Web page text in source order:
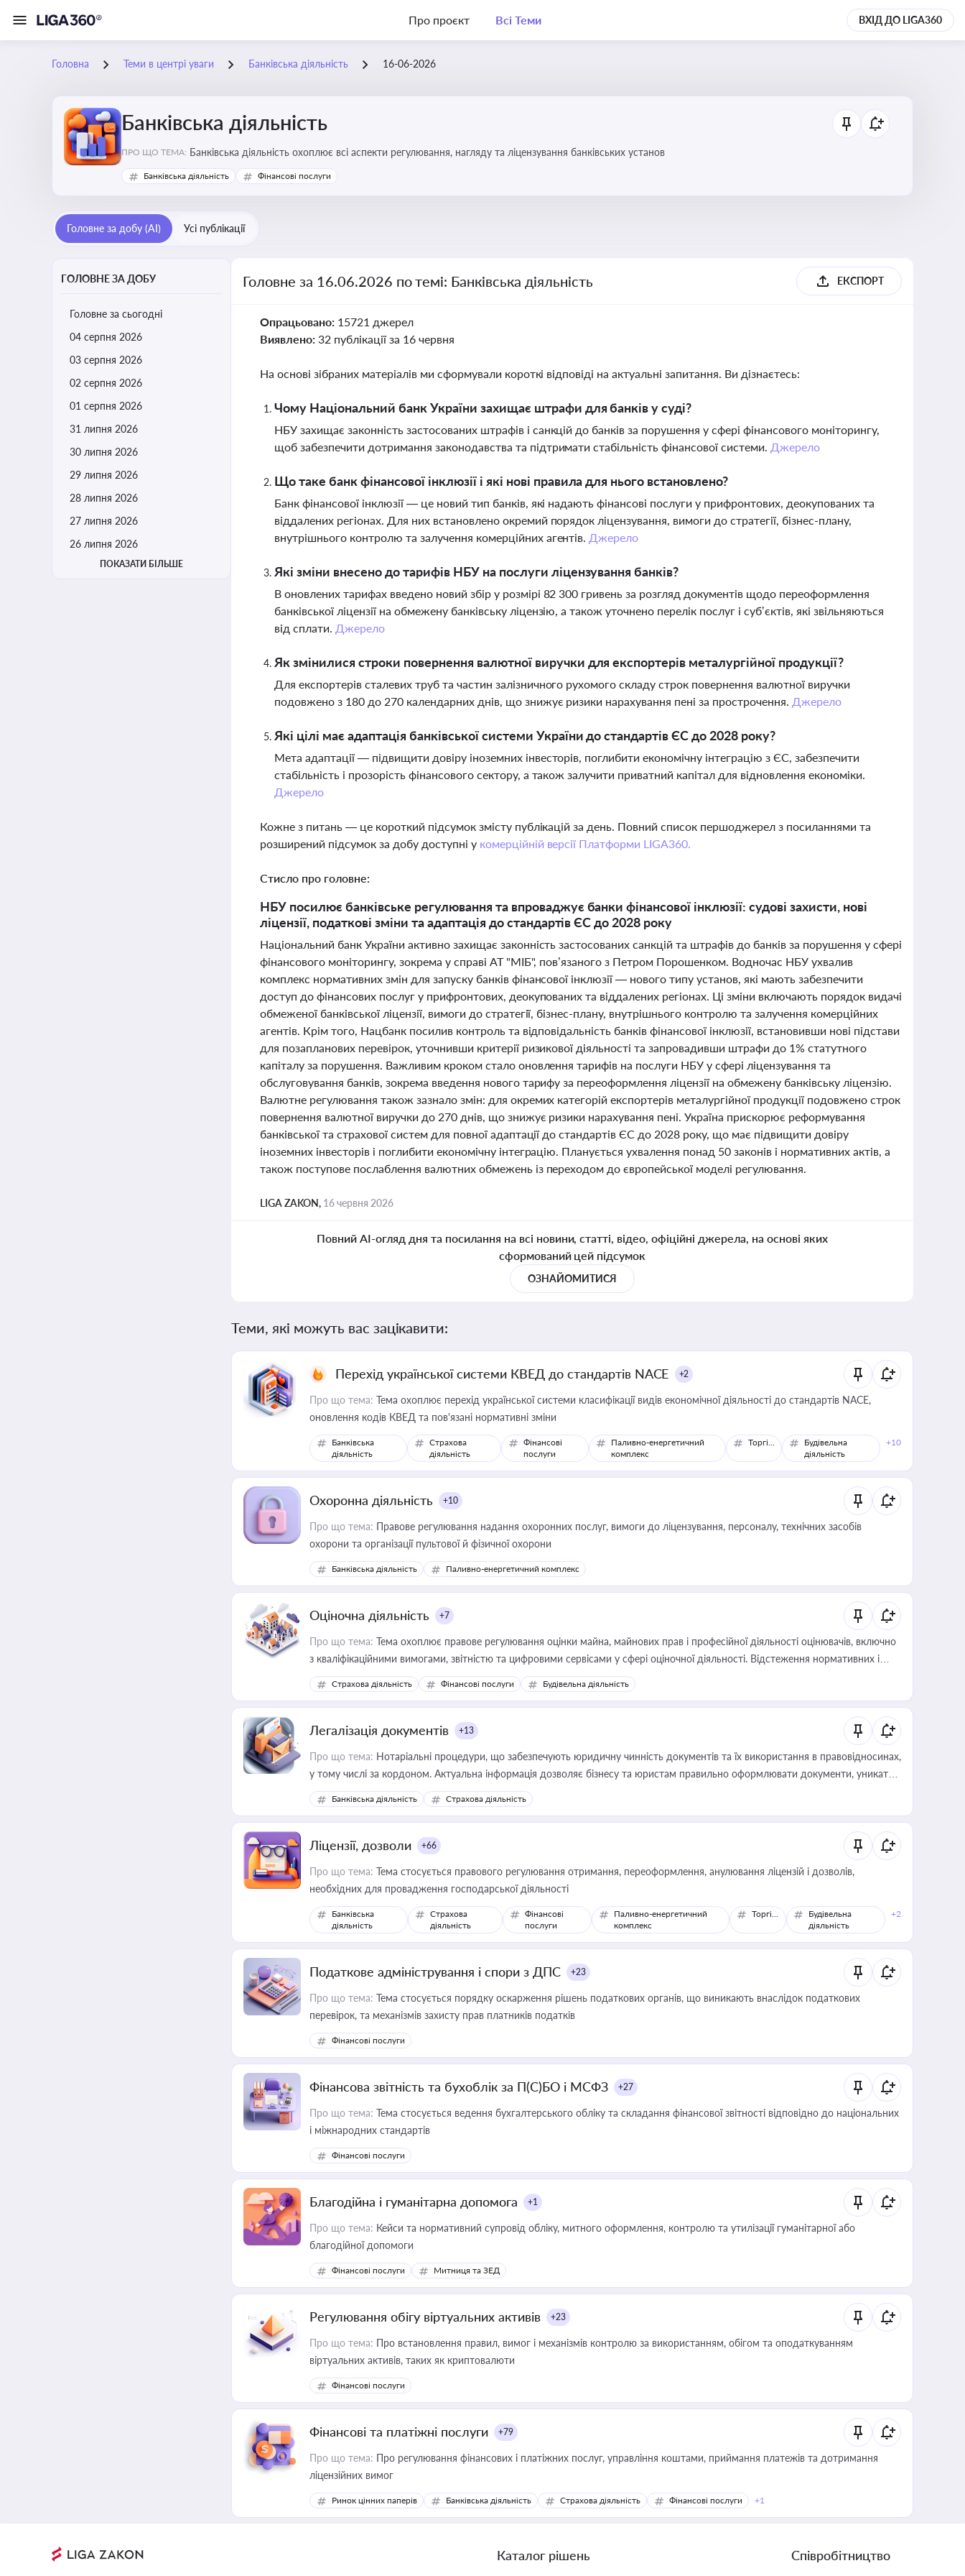
Про проєкт Всі Теми ВХІД ДО LIGA360
Головна Теми в центрі уваги Банківська діяльність 16-06-2026
Банківська діяльність
ПРО ЩО ТЕМА: Банківська діяльність охоплює всі аспекти регулювання, нагляду та ліцензування банківських установ
Банківська діяльність Фінансові послуги
Головне за добу (AI) Усі публікації
ГОЛОВНЕ ЗА ДОБУ
Головне за сьогодні
04 серпня 2026
03 серпня 2026
02 серпня 2026
01 серпня 2026
31 липня 2026
30 липня 2026
29 липня 2026
28 липня 2026
27 липня 2026
26 липня 2026
ПОКАЗАТИ БІЛЬШЕ
Головне за 16.06.2026 по темі: Банківська діяльність ЕКСПОРТ
Опрацьовано: 15721 джерел
Виявлено: 32 публікації за 16 червня
На основі зібраних матеріалів ми сформували короткі відповіді на актуальні запитання. Ви дізнаєтесь:
Чому Національний банк України захищає штрафи для банків у суді?
НБУ захищає законність застосованих штрафів і санкцій до банків за порушення у сфері фінансового моніторингу,
щоб забезпечити дотримання законодавства та підтримати стабільність фінансової системи. Джерело
Що таке банк фінансової інклюзії і які нові правила для нього встановлено?
Банк фінансової інклюзії — це новий тип банків, які надають фінансові послуги у прифронтових, деокупованих та
віддалених регіонах. Для них встановлено окремий порядок ліцензування, вимоги до стратегії, бізнес-плану,
внутрішнього контролю та залучення комерційних агентів. Джерело
Які зміни внесено до тарифів НБУ на послуги ліцензування банків?
В оновлених тарифах введено новий збір у розмірі 82 300 гривень за розгляд документів щодо переоформлення
банківської ліцензії на обмежену банківську ліцензію, а також уточнено перелік послуг і суб’єктів, які звільняються
від сплати. Джерело
Як змінилися строки повернення валютної виручки для експортерів металургійної продукції?
Для експортерів сталевих труб та частин залізничного рухомого складу строк повернення валютної виручки
подовжено з 180 до 270 календарних днів, що знижує ризики нарахування пені за прострочення. Джерело
Які цілі має адаптація банківської системи України до стандартів ЄС до 2028 року?
Мета адаптації — підвищити довіру іноземних інвесторів, поглибити економічну інтеграцію з ЄС, забезпечити
стабільність і прозорість фінансового сектору, а також залучити приватний капітал для відновлення економіки.
Джерело
Кожне з питань — це короткий підсумок змісту публікацій за день. Повний список першоджерел з посиланнями та
розширений підсумок за добу доступні у комерційній версії Платформи LIGA360.
Стисло про головне:
НБУ посилює банківське регулювання та впроваджує банки фінансової інклюзії: судові захисти, нові
ліцензії, податкові зміни та адаптація до стандартів ЄС до 2028 року
Національний банк України активно захищає законність застосованих санкцій та штрафів до банків за порушення у сфері
фінансового моніторингу, зокрема у справі АТ "МІБ", пов’язаного з Петром Порошенком. Водночас НБУ ухвалив
комплекс нормативних змін для запуску банків фінансової інклюзії — нового типу установ, які мають забезпечити
доступ до фінансових послуг у прифронтових, деокупованих та віддалених регіонах. Ці зміни включають порядок видачі
обмеженої банківської ліцензії, вимоги до стратегії, бізнес-плану, внутрішнього контролю та залучення комерційних
агентів. Крім того, Нацбанк посилив контроль та відповідальність банків фінансової інклюзії, встановивши нові підстави
для позапланових перевірок, уточнивши критерії ризикової діяльності та запровадивши штрафи до 1% статутного
капіталу за порушення. Важливим кроком стало оновлення тарифів на послуги НБУ у сфері ліцензування та
обслуговування банків, зокрема введення нового тарифу за переоформлення ліцензії на обмежену банківську ліцензію.
Валютне регулювання також зазнало змін: для окремих категорій експортерів металургійної продукції подовжено строк
повернення валютної виручки до 270 днів, що знижує ризики нарахування пені. Україна прискорює реформування
банківської та страхової систем для повної адаптації до стандартів ЄС до 2028 року, що має підвищити довіру
іноземних інвесторів і поглибити економічну інтеграцію. Планується ухвалення понад 50 законів і нормативних актів, а
також поступове послаблення валютних обмежень із переходом до європейської моделі регулювання.
LIGA ZAKON, 16 червня 2026
Повний AI-огляд дня та посилання на всі новини, статті, відео, офіційні джерела, на основі яких
сформований цей підсумок
ОЗНАЙОМИТИСЯ
Теми, які можуть вас зацікавити:
Перехід української системи КВЕД до стандартів NACE +2
Про що тема: Тема охоплює перехід української системи класифікації видів економічної діяльності до стандартів NACE,
оновлення кодів КВЕД та пов'язані нормативні зміни
Банківська
діяльність
Страхова
діяльність
Фінансові
послуги
Паливно-енергетичний
комплекс
Торгівля
Будівельна
діяльність
+10
Охоронна діяльність +10
Про що тема: Правове регулювання надання охоронних послуг, вимоги до ліцензування, персоналу, технічних засобів
охорони та організації пультової й фізичної охорони
Банківська діяльність Паливно-енергетичний комплекс
Оціночна діяльність +7
Про що тема: Тема охоплює правове регулювання оцінки майна, майнових прав і професійної діяльності оцінювачів, включно
з кваліфікаційними вимогами, звітністю та цифровими сервісами у сфері оціночної діяльності. Відстеження нормативних і
медійних змін у цій сфері корисне для власника бізнесу, керівника, юриста або бухгалтера під час оподаткування,
приватизації, оренди державного майна, корпоративних угод і перевірки статусу суб'єктів оціночної діяльності
Страхова діяльність Фінансові послуги Будівельна діяльність
Легалізація документів +13
Про що тема: Нотаріальні процедури, що забезпечують юридичну чинність документів та їх використання в правовідносинах,
у тому числі за кордоном. Актуальна інформація дозволяє бізнесу та юристам правильно оформлювати документи, уникати
ризиків недійсності та забезпечувати їх належне прийняття органами влади та контрагентами
Банківська діяльність Страхова діяльність
Ліцензії, дозволи +66
Про що тема: Тема стосується правового регулювання отримання, переоформлення, анулювання ліцензій і дозволів,
необхідних для провадження господарської діяльності
Банківська
діяльність
Страхова
діяльність
Фінансові
послуги
Паливно-енергетичний
комплекс
Торгівля
Будівельна
діяльність
+2
Податкове адміністрування і спори з ДПС +23
Про що тема: Тема стосується порядку оскарження рішень податкових органів, що виникають внаслідок податкових
перевірок, та механізмів захисту прав платників податків
Фінансові послуги
Фінансова звітність та бухоблік за П(С)БО і МСФЗ +27
Про що тема: Тема стосується ведення бухгалтерського обліку та складання фінансової звітності відповідно до національних
і міжнародних стандартів
Фінансові послуги
Благодійна і гуманітарна допомога +1
Про що тема: Кейси та нормативний супровід обліку, митного оформлення, контролю та утилізації гуманітарної або
благодійної допомоги
Фінансові послуги Митниця та ЗЕД
Регулювання обігу віртуальних активів +23
Про що тема: Про встановлення правил, вимог і механізмів контролю за використанням, обігом та оподаткуванням
віртуальних активів, таких як криптовалюти
Фінансові послуги
Фінансові та платіжні послуги +79
Про що тема: Про регулювання фінансових і платіжних послуг, управління коштами, приймання платежів та дотримання
ліцензійних вимог
Ринок цінних паперів Банківська діяльність Страхова діяльність Фінансові послуги +1
Каталог рішень Співробітництво